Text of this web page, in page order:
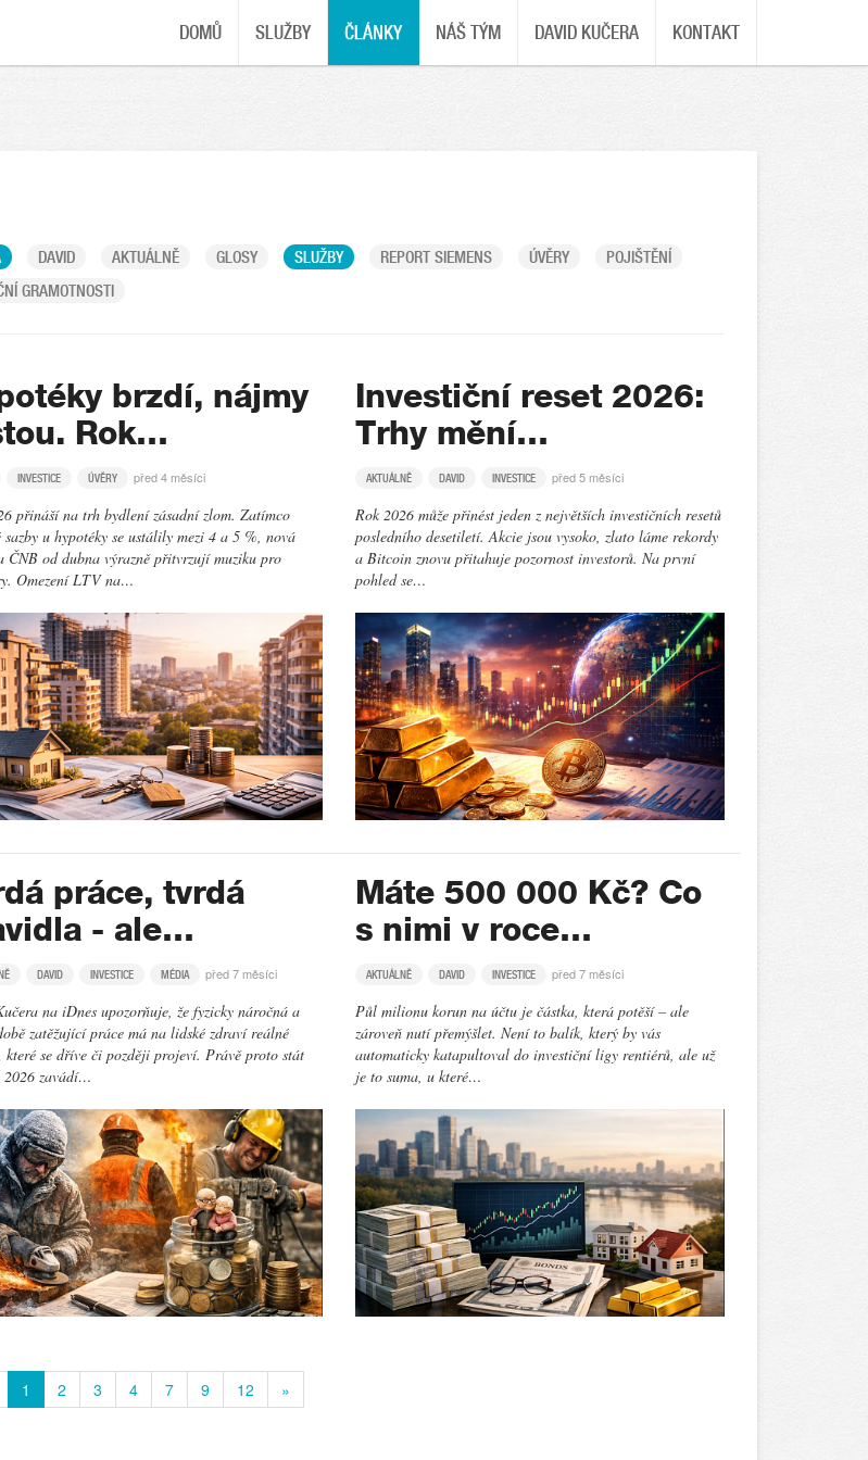
DOMŮ SLUŽBY ČLÁNKY NÁŠ TÝM DAVID KUČERA KONTAKT
DAVID AKTUÁLNĚ GLOSY SLUŽBY REPORT SIEMENS ÚVĚRY
POJIŠTĚNÍ
GRAMOTNOSTI
brzdí, nájmy
Rok…
INVESTICE ÚVĚRY před 4 měsíci
přináší na trh bydlení zásadní zlom. Zatímco
sazby u hypotéky se ustálily mezi 4 a 5 %, nová
ČNB od dubna výrazně přitvrzují muziku pro
Omezení LTV na…
Investiční reset 2026:
Trhy mění…
AKTUÁLNĚ DAVID INVESTICE před 5 měsíci
Rok 2026 může přinést jeden z největších investičních resetů
posledního desetiletí. Akcie jsou vysoko, zlato láme rekordy
a Bitcoin znovu přitahuje pozornost investorů. Na první
pohled se…
práce, tvrdá
- ale…
DAVID INVESTICE MÉDIA před 7 měsíci
na iDnes upozorňuje, že fyzicky náročná a
zatěžující práce má na lidské zdraví reálné
které se dříve či později projeví. Právě proto stát
2026 zavádí…
Máte 500 000 Kč? Co
s nimi v roce…
AKTUÁLNĚ DAVID INVESTICE před 7 měsíci
Půl milionu korun na účtu je částka, která potěší – ale
zároveň nutí přemýšlet. Není to balík, který by vás
automaticky katapultoval do investiční ligy rentiérů, ale už
je to suma, u které…
1 2 3 4 7 9 12 »